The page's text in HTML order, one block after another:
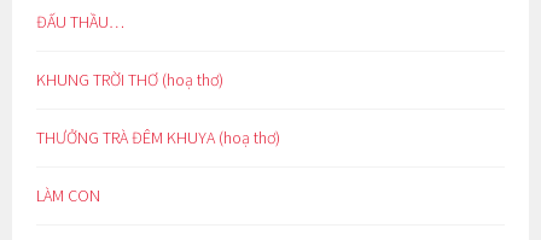
ĐẤU THẦU…
KHUNG TRỜI THƠ (hoạ thơ)
THƯỞNG TRÀ ĐÊM KHUYA (hoạ thơ)
LÀM CON